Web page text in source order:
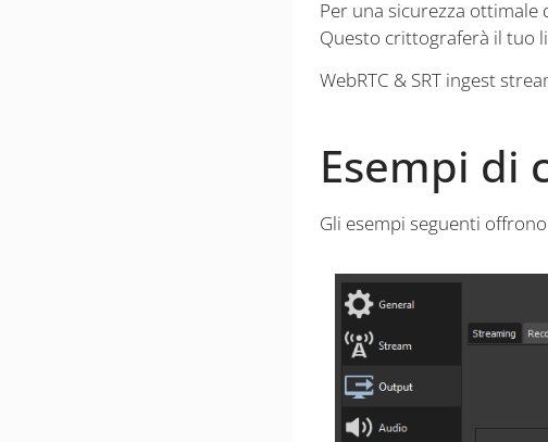
Per una sicurezza ottimale
Questo crittograferà il tuo
WebRTC & SRT ingest
Esempi di
Gli esempi seguenti